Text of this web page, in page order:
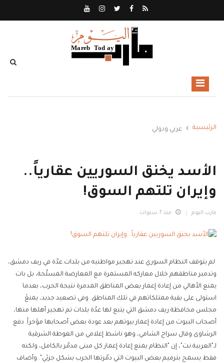
الرئيسية عربي ودولي
الأسد يخنق السوريين عقارياً..
وإيران تلتهم السوق!
مارب اليوم منذ 7 سنوات
لم يتوقف النظام السوري عند تهجير مواطنيه من بلدات عدّة في ريف دمشق،
وتدمير مناطقهم خلال معاركه المستمرة مع المعارضة المسلّحة، بل بات
يمنع الأهالي من إعادة إعمار بعض المناطق المدمرة نتيجة الحرب، بعدما
استولى على بقية ممتلكاتهم في تلك المناطق. وفي تصعيد جديد، يمنعُ
مجلس محافظة ريف دمشق التي يتبع لها عدّة بلدات تم تهجير أهلها منها،
أصحاب البيوت من إعادة إعمار بيوتهم بعد عودة بعض أصحابها مؤخراً. دفع
الرشاوى وقال سراج الشامي، وهو ناشط إعلامي من الغوطة الشرقية
لـ"العربية.نت"، إن "النظام يمنع إعادة إعمار كل مبنى مدمّر بالكامل، ولكنه
فقط يسمح بترميم بعض البيوت التي دمّرتها الحرب بشكل جزئي". وأضاف